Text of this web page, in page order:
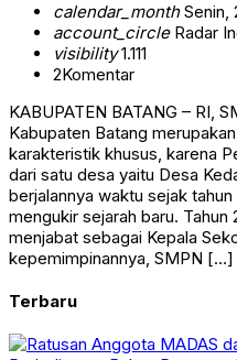
calendar_monthSenin,
account_circleRadar
visibility1.111
2Komentar
KABUPATEN BATANG – RI,
Kabupaten Batang
karakteristik khusus, karena
dari satu desa yaitu Desa
berjalannya waktu sejak tahun
mengukir sejarah baru. Tahun
menjabat sebagai Kepala
kepemimpinannya, SMPN […]
Terbaru